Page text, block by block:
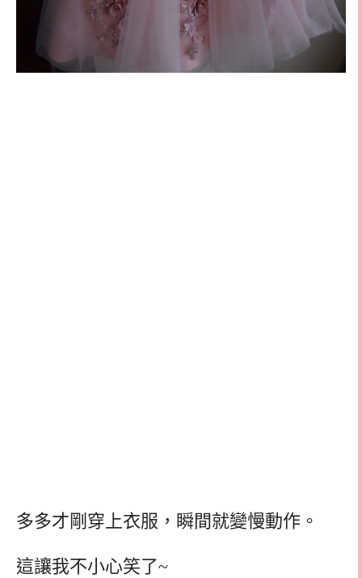
多多才剛穿上衣服，瞬間就變慢動作。
這讓我不小心笑了~